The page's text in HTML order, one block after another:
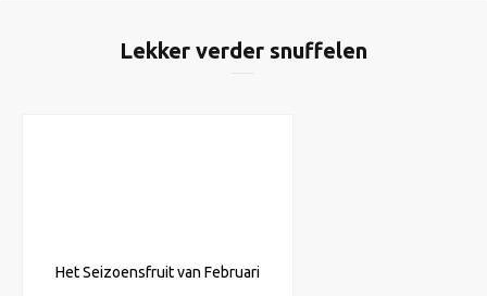
Lekker verder snuffelen
Het Seizoensfruit van Februari